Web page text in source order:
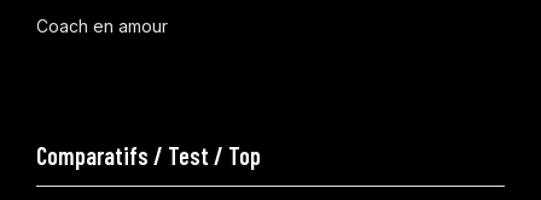
Coach en amour
Comparatifs / Test / Top